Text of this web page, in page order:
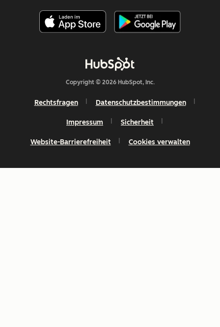
Copyright © 2026 HubSpot, Inc.
Rechtsfragen Datenschutzbestimmungen
Impressum Sicherheit
Website-Barrierefreiheit Cookies verwalten